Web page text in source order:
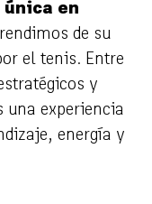
única en
de su
el tenis. Entre
y
experiencia
energía y